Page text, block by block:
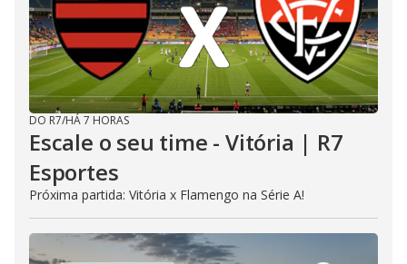
DO R7/HÁ 7 HORAS
Escale o seu time - Vitória | R7
Esportes
Próxima partida: Vitória x Flamengo na Série A!